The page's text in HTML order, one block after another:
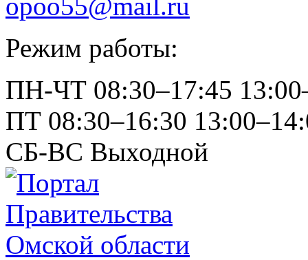
opoo55@mail.ru
Режим работы:
ПН-ЧТ 08:30–17:45
ПТ 08:30–16:30
СБ-ВС Выходной